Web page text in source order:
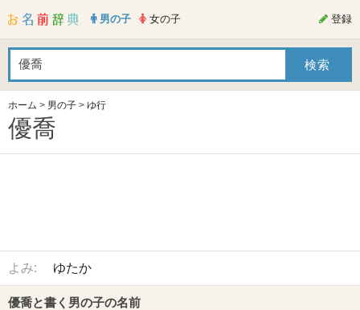
男の子 女の子 登録
ホーム > 男の子 > ゆ行
優喬
よみ: ゆたか
優喬と書く男の子の名前